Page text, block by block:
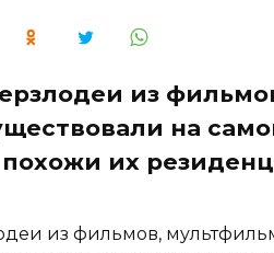
из
на
их
из фильмов,